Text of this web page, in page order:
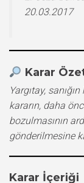
20.03.2017
Karar
Yargıtay,
kararın, daha
bozulmasının
gönderilmesine
Karar İçeriği